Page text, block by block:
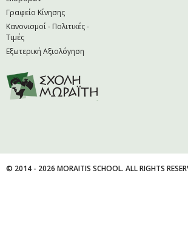
Γραφείο Κίνησης
Κανονισμοί - Πολιτικές -
Τιμές
Εξωτερική Αξιολόγηση
© 2014 - 2026 MORAITIS SCHOOL. ALL RIGHTS